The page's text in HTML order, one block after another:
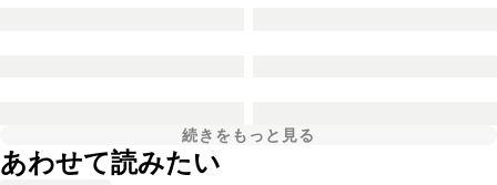
続きをもっと見る
あわせて読みたい